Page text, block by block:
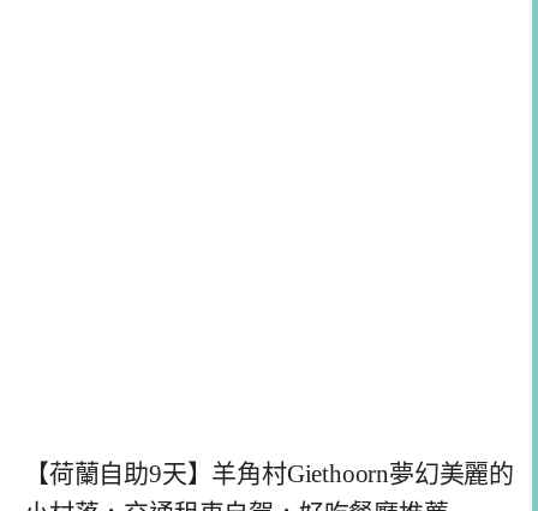
【荷蘭自助9天】羊角村Giethoorn夢幻美麗的